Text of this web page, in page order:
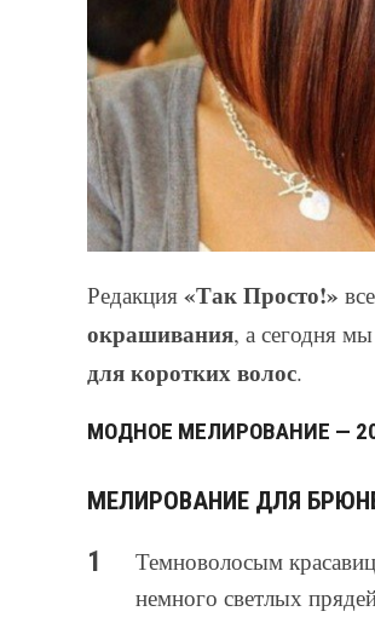
Редакция «Так Просто!»
окрашивания, а сегодня
для коротких волос.
МОДНОЕ МЕЛИРОВАНИЕ —
МЕЛИРОВАНИЕ ДЛЯ
Темноволосым
немного светлых